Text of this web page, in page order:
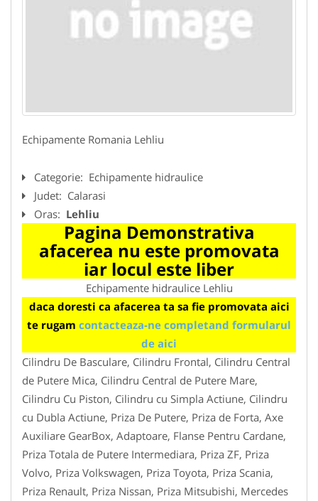
Echipamente Romania Lehliu
Categorie: Echipamente hidraulice
Judet: Calarasi
Oras: Lehliu
Pagina Demonstrativa
afacerea nu este promovata
iar locul este liber
Echipamente hidraulice Lehliu
daca doresti ca afacerea ta sa fie promovata aici
te rugam contacteaza-ne completand formularul
de aici
Cilindru De Basculare, Cilindru Frontal, Cilindru Central
de Putere Mica, Cilindru Central de Putere Mare,
Cilindru Cu Piston, Cilindru cu Simpla Actiune, Cilindru
cu Dubla Actiune, Priza De Putere, Priza de Forta, Axe
Auxiliare GearBox, Adaptoare, Flanse Pentru Cardane,
Priza Totala de Putere Intermediara, Priza ZF, Priza
Volvo, Priza Volkswagen, Priza Toyota, Priza Scania,
Priza Renault, Priza Nissan, Priza Mitsubishi, Mercedes